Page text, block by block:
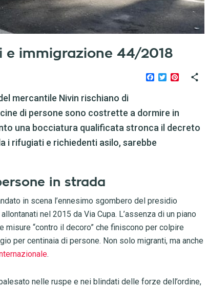
e immigrazione 44/2018
Facebook
TwitterPinterest
mercantile Nivin rischiano di
di persone sono costrette a dormire in
una bocciatura qualificata stronca il decreto
i rifugiati e richiedenti asilo, sarebbe
in strada
in scena l’ennesimo sgombero del presidio
nel 2015 da Via Cupa. L’assenza di un piano
misure “contro il decoro” che finiscono per colpire
per centinaia di persone. Non solo migranti, ma anche
.
nelle ruspe e nei blindati delle forze dell’ordine,